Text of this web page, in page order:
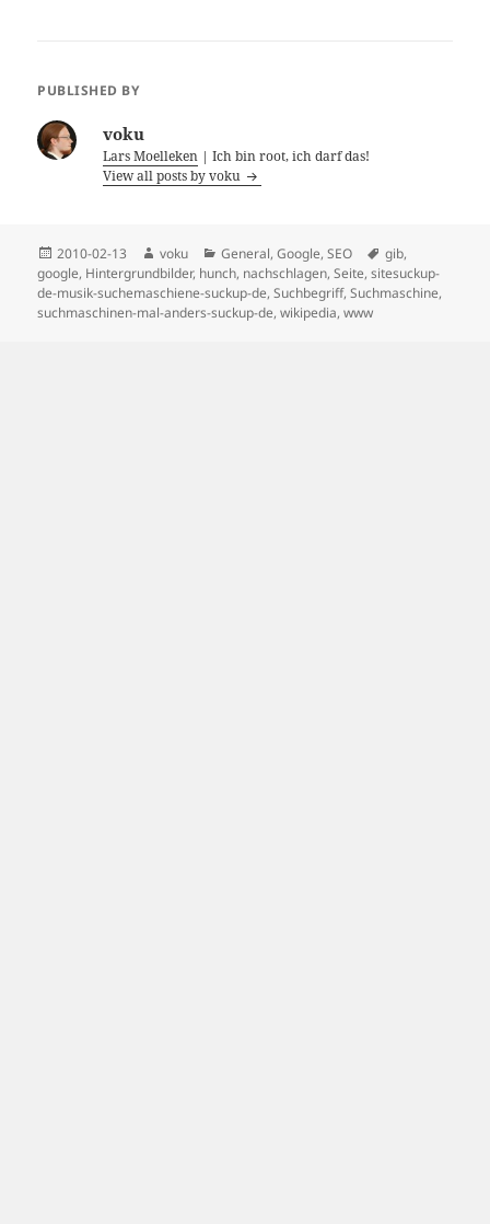
PUBLISHED BY
voku
Lars Moelleken | Ich bin root, ich darf das!
View all posts by voku
Posted
on
2010-02-13 Author
voku Categories
General,Google,SEO Tags
gib,
google, Hintergrundbilder, hunch, nachschlagen,Seite,sitesuckup-
de-musik-suchemaschiene-suckup-de,Suchbegriff,Suchmaschine,
suchmaschinen-mal-anders-suckup-de,wikipedia,www